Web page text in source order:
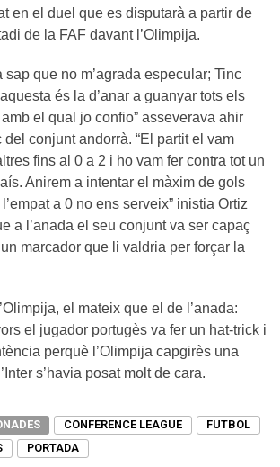
en el duel que es disputarà a partir de
de la FAF davant l’Olimpija.
sap que no m’agrada especular; Tinc
és la d’anar a guanyar tots els
el qual jo confio” asseverava ahir
del conjunt andorrà. “El partit el vam
fins al 0 a 2 i ho vam fer contra tot un
Anirem a intentar el màxim de gols
a 0 no ens serveix” inistia Ortiz
a l’anada el seu conjunt va ser capaç
marcador que li valdria per forçar la
el mateix que el de l’anada:
el jugador portugès va fer un hat-trick i
perquè l’Olimpija capgirès una
s’havia posat molt de cara.
CONFERENCE LEAGUE
FUTBOL
PORTADA